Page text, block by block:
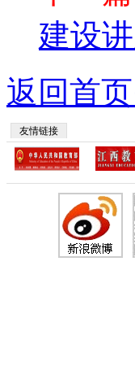
建设
返回首页
友情链接